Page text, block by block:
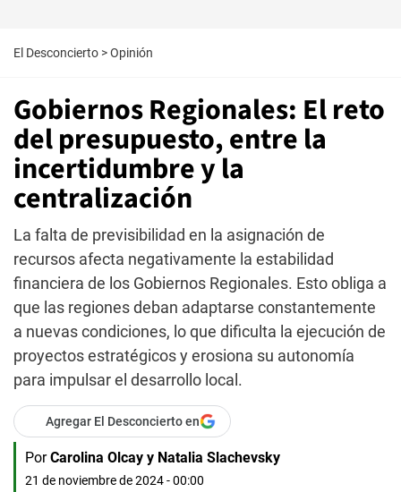
El Desconcierto >Opinión
Gobiernos Regionales: El reto
del presupuesto, entre la
incertidumbre y la
centralización
La falta de previsibilidad en la asignación de
recursos afecta negativamente la estabilidad
financiera de los Gobiernos Regionales. Esto obliga a
que las regiones deban adaptarse constantemente
a nuevas condiciones, lo que dificulta la ejecución de
proyectos estratégicos y erosiona su autonomía
para impulsar el desarrollo local.
Agregar El Desconcierto en
Por Carolina Olcay y Natalia Slachevsky
21 de noviembre de 2024 - 00:00